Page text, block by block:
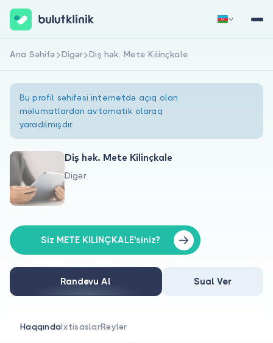
Haqqımızda
Xəstələr üçün
Həkimlər üçün
Qeydiyyat Daxil Ol
Ana Səhifə Digər Diş hək. Mete Kilinçkale
Bu profil səhifəsi internetdə açıq olan
məlumatlardan avtomatik olaraq
yaradılmışdır.
Diş hək. Mete Kilinçkale
Digər
Siz METE KILINÇKALE'siniz?
Randevu Al Sual Ver
HaqqındaİxtisaslarRəylər